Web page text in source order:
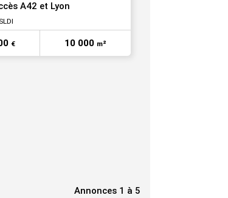
A42 et Lyon
SLDI
€ 10 000 m²
Annonces 1 à 5